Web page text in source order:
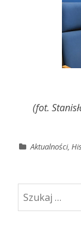
(fot.
Aktualności,
Szukaj: